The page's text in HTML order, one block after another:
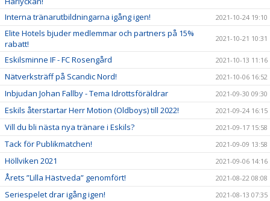
Interna tränarutbildningarna igång igen! 2021-10-24 19:10
Elite Hotels bjuder medlemmar och partners på 15%
rabatt!
2021-10-21 10:31
Eskilsminne IF - FC Rosengård 2021-10-13 11:16
Nätverksträff på Scandic Nord! 2021-10-06 16:52
Inbjudan Johan Fallby - Tema Idrottsföräldrar 2021-09-30 09:30
Eskils återstartar Herr Motion (Oldboys) till 2022! 2021-09-24 16:15
Vill du bli nästa nya tränare i Eskils? 2021-09-17 15:58
Tack för Publikmatchen! 2021-09-09 13:58
Höllviken 2021 2021-09-06 14:16
Årets ”Lilla Hästveda” genomfört! 2021-08-22 08:08
Seriespelet drar igång igen! 2021-08-13 07:35